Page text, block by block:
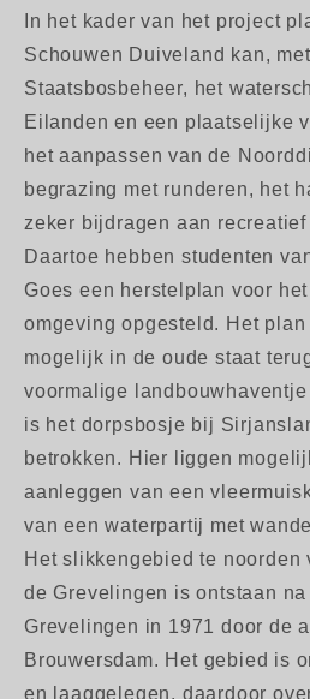
In het kader van het project
Schouwen Duiveland kan,
Staatsbosbeheer, het
Eilanden en een plaatselijke
het aanpassen van de
begrazing met runderen, het
zeker bijdragen aan
Daartoe hebben studenten
Goes een herstelplan voor
omgeving opgesteld. Het plan
mogelijk in de oude staat
voormalige
is het dorpsbosje bij
betrokken. Hier liggen
aanleggen van een
van een waterpartij met
Het slikkengebied te noorden
de Grevelingen is ontstaan
Grevelingen in 1971 door de
Brouwersdam. Het gebied is
en laaggelegen. daardoor